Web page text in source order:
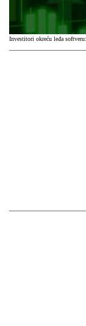
Investitori okreću leđa